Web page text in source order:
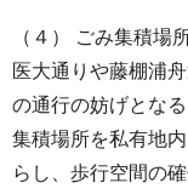
（４） ごみ集積場
医大通りや藤棚浦
の通行の妨げとな
集積場所を私有地
らし、歩行空間の